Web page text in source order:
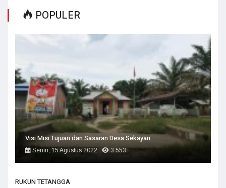
POPULER
Visi Misi Tujuan dan Sasaran Desa Sekayan
Senin, 15 Agustus 2022 3.553
RUKUN TETANGGA